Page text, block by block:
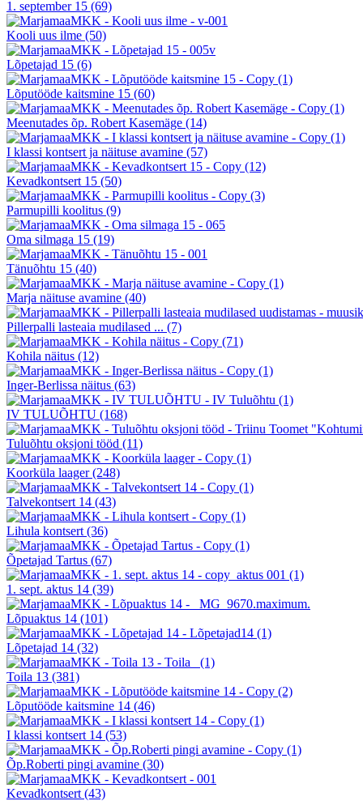
1. september 15 (69)
Kooli uus ilme (50)
Lõpetajad 15 (6)
Lõputööde kaitsmine 15 (60)
Meenutades õp. Robert Kasemäge (14)
I klassi kontsert ja näituse avamine (57)
Kevadkontsert 15 (50)
Parmupilli koolitus (9)
Oma silmaga 15 (19)
Tänuõhtu 15 (40)
Marja näituse avamine (40)
Pillerpalli lasteaia mudilased ... (7)
Kohila näitus (12)
Inger-Berlissa näitus (63)
IV TULUÕHTU (168)
Tuluõhtu oksjoni tööd (11)
Koorküla laager(248)
Talvekontsert 14 (43)
Lihula kontsert (36)
Õpetajad Tartus (67)
1. sept. aktus 14 (39)
Lõpuaktus 14 (101)
Lõpetajad 14 (32)
Toila 13 (381)
Lõputööde kaitsmine 14 (46)
I klassi kontsert 14 (53)
Õp.Roberti pingi avamine (30)
Kevadkontsert (43)